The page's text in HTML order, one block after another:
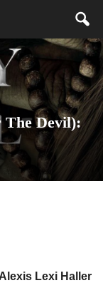
The Devil):
Lexi Haller